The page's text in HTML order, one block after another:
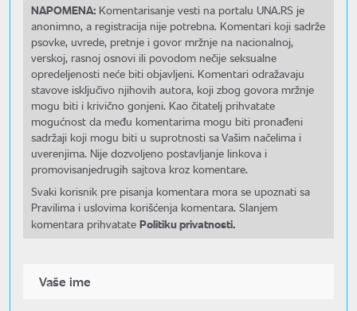
NAPOMENA: Komentarisanje vesti na portalu UNA.RS je
anonimno, a registracija nije potrebna. Komentari koji sadrže
psovke, uvrede, pretnje i govor mržnje na nacionalnoj,
verskoj, rasnoj osnovi ili povodom nečije seksualne
opredeljenosti neće biti objavljeni. Komentari odražavaju
stavove isključivo njihovih autora, koji zbog govora mržnje
mogu biti i krivično gonjeni. Kao čitatelj prihvatate
mogućnost da među komentarima mogu biti pronađeni
sadržaji koji mogu biti u suprotnosti sa Vašim načelima i
uverenjima. Nije dozvoljeno postavljanje linkova i
promovisanjedrugih sajtova kroz komentare.
Svaki korisnik pre pisanja komentara mora se upoznati sa
Pravilima i uslovima korišćenja komentara. Slanjem
komentara prihvatate Politiku privatnosti.